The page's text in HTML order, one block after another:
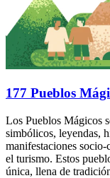
177 Pueblos
Los Pueblos Mágicos
simbólicos, leyendas,
manifestaciones
el turismo. Estos
única, llena de